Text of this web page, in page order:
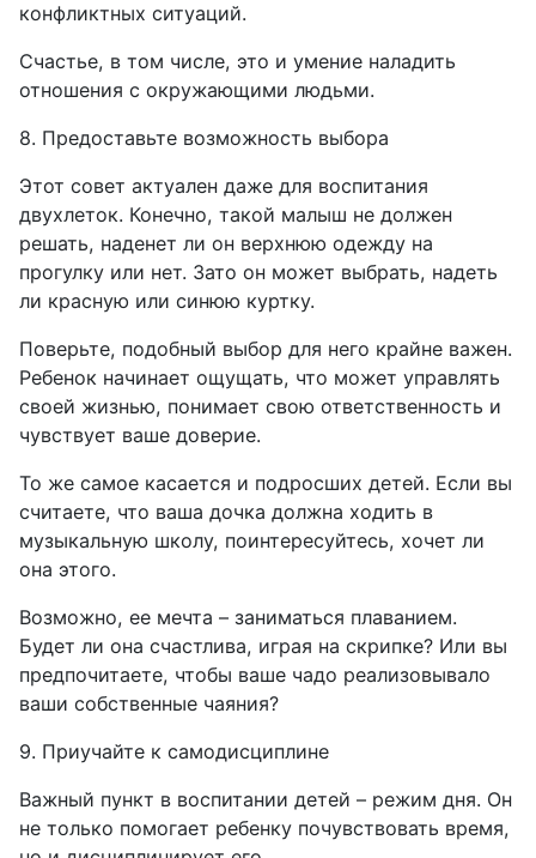
конфликтных ситуаций.
Счастье, в том числе, это и умение наладить
отношения с окружающими людьми.
8. Предоставьте возможность выбора
Этот совет актуален даже для воспитания
двухлеток. Конечно, такой малыш не должен
решать, наденет ли он верхнюю одежду на
прогулку или нет. Зато он может выбрать, надеть
ли красную или синюю куртку.
Поверьте, подобный выбор для него крайне важен.
Ребенок начинает ощущать, что может управлять
своей жизнью, понимает свою ответственность и
чувствует ваше доверие.
То же самое касается и подросших детей. Если вы
считаете, что ваша дочка должна ходить в
музыкальную школу, поинтересуйтесь, хочет ли
она этого.
Возможно, ее мечта – заниматься плаванием.
Будет ли она счастлива, играя на скрипке? Или вы
предпочитаете, чтобы ваше чадо реализовывало
ваши собственные чаяния?
9. Приучайте к самодисциплине
Важный пункт в воспитании детей – режим дня. Он
не только помогает ребенку почувствовать время,